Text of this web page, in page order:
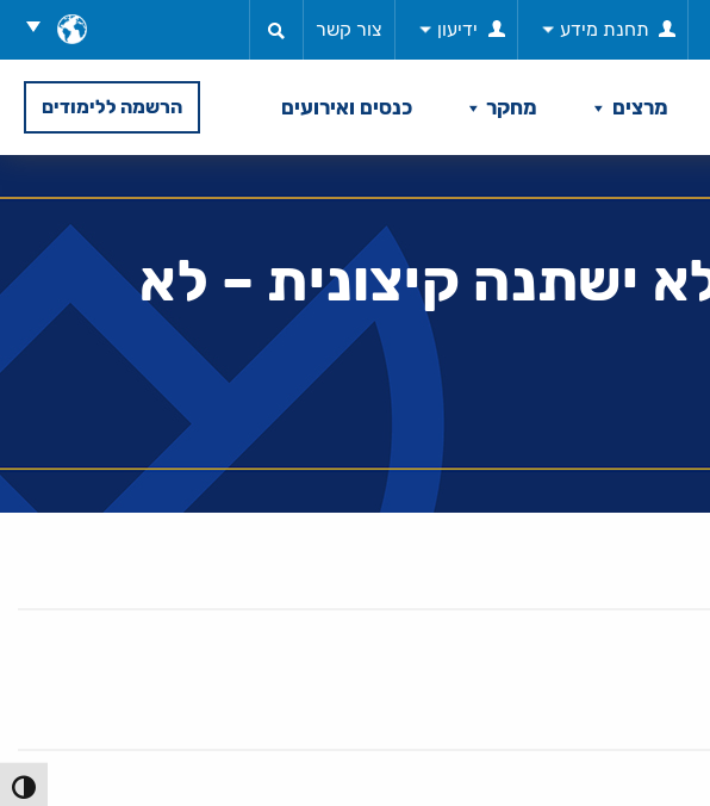
בחר
שפה
תחנת מידע ידיעון צור קשר
מרצים מחקר כנסים ואירועים הרשמה ללימודים
ישתנה קיצונית – לא